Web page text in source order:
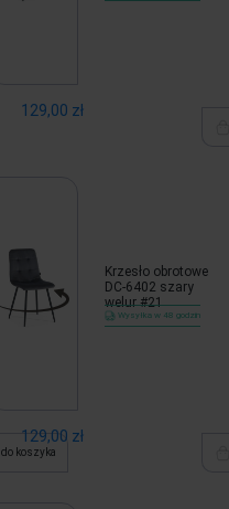
129,00 zł
do koszyka
Krzesło obrotowe
DC-6402 szary
welur #21
Wysyłka w 48 godzin
129,00 zł